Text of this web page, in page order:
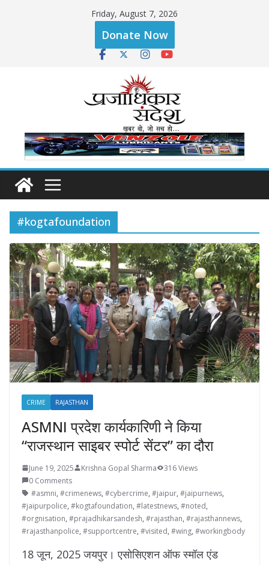
Friday, August 7, 2026
Donate Now
#kogtafoundation
CRIME RAJASTHAN
ASMNI प्रदेश कार्यकारिणी ने किया
“राजस्थान साइबर स्पोर्ट सेंटर” का दौरा
June 19, 2025 Krishna Gopal Sharma
316 Views
0 Comments
#asmni, #crimenews, #cybercrime, #jaipur, #jaipurnews,
#jaipurpolice, #kogtafoundation, #latestnews, #noted,
#orgnisation, #prajadhikarsandesh, #rajasthan, #rajasthannews,
#rajasthanpolice, #supportcentre, #visited, #wing, #workingbody
18 जून, 2025 जयपुर। एसोसिएशन ऑफ स्मॉल एंड